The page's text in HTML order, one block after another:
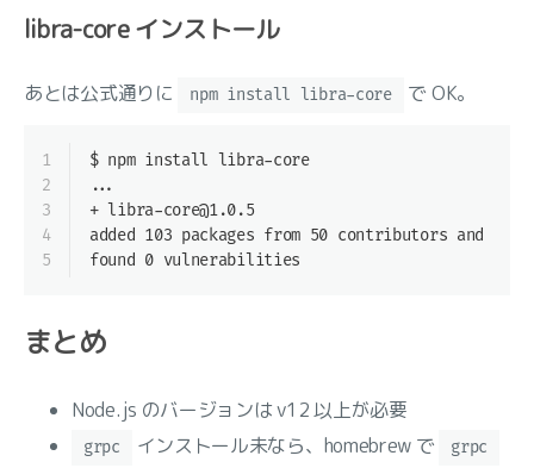
libra-core インストール
あとは公式通りに npm install libra-core で OK。
1
2
3
4
5
$ npm install libra-core
...
+ libra-core@1.0.5
added 103 packages from 50 contributors and
found 0 vulnerabilities
まとめ
Node.js のバージョンは v12 以上が必要
grpc インストール未なら、homebrew で grpc